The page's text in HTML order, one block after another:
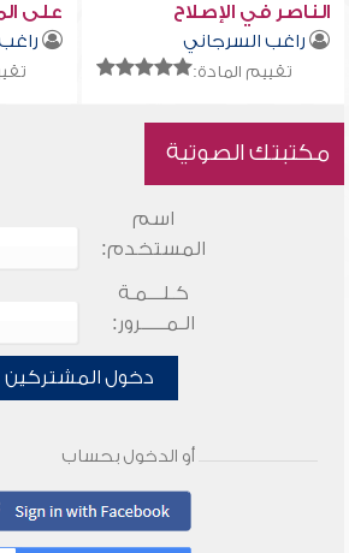
الناصر في الإصلاح
راغب السرجاني
تقييم المادة:
على
مكتبتك الصوتية
اسم
المستخدم:
كـلـــمـة
الـمـــــرور:
دخول المشتركين
أو الدخول بحساب